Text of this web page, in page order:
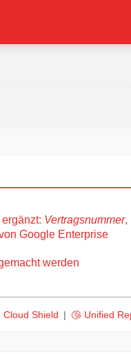
Vertragsnummer,
Google Enterprise
werden
Cloud Shield | Unified